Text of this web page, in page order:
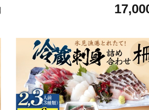
貸切 古民家 ギャラリー 一棟貸
ート イベント ワークショップ 富